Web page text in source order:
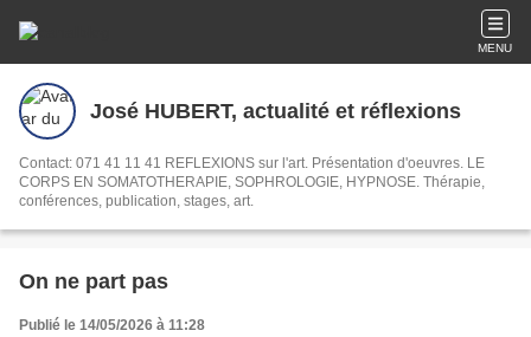
MENU
José HUBERT, actualité et réflexions
Contact: 071 41 11 41 REFLEXIONS sur l'art. Présentation d'oeuvres. LE
CORPS EN SOMATOTHERAPIE, SOPHROLOGIE, HYPNOSE. Thérapie,
conférences, publication, stages, art.
On ne part pas
Publié le 14/05/2026 à 11:28